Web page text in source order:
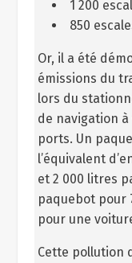
1 200
850
Or, il a été
émissions du
lors du
de navigation
ports. Un
l’équivalent
et 2 000 litres
paquebot pour
pour une
Cette pollution